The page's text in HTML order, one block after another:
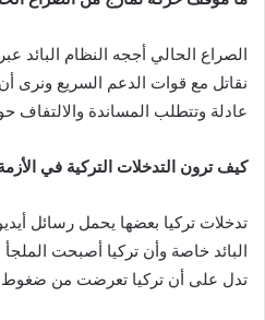
الصراع الحالي أججه النظام البائد
نقاتل مع قوات الدعم السريع ونرى
عادلة وتتطلب المساندة والالتفاف
كيف ترون التدخلات التركية في
تدخلات تركيا بعضها يحمل رسائل
البائد خاصة وأن تركيا أصبحت الملجأ
تدل على أن تركيا تعرضت من ضغوط